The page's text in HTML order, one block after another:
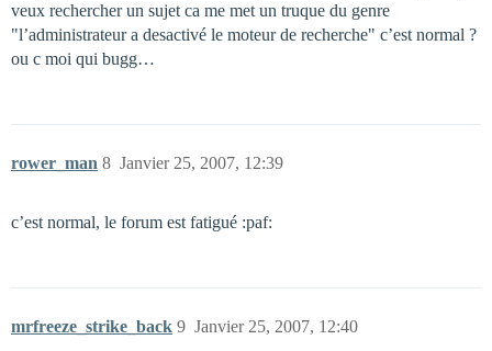
veux rechercher un sujet ca me met un truque du genre
"l’administrateur a desactivé le moteur de recherche" c’est normal ?
ou c moi qui bugg…
rower_man Janvier 25, 2007, 12:39
8
c’est normal, le forum est fatigué :paf:
mrfreeze_strike_back Janvier 25, 2007, 12:40
9